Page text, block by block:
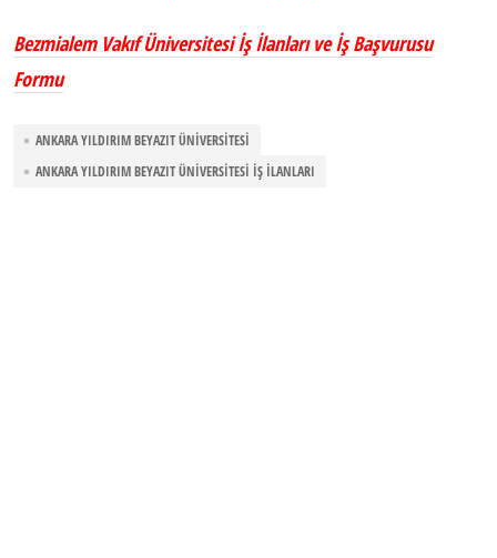
Bezmialem Vakıf Üniversitesi İş İlanları ve İş Başvurusu
Formu
ANKARA YILDIRIM BEYAZIT ÜNIVERSITESI
ANKARA YILDIRIM BEYAZIT ÜNIVERSITESI İŞ İLANLARI